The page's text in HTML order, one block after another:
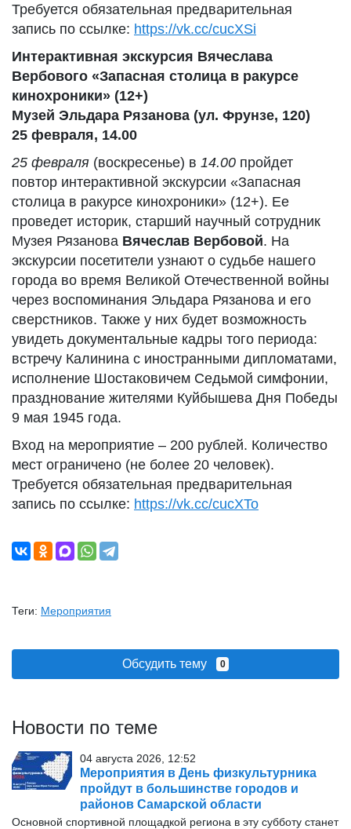
Требуется обязательная предварительная
запись по ссылке: https://vk.cc/cucXSi
Интерактивная экскурсия Вячеслава
Вербового «Запасная столица в ракурсе
кинохроники» (12+)
Музей Эльдара Рязанова (ул. Фрунзе, 120)
25 февраля, 14.00
25 февраля (воскресенье) в 14.00 пройдет
повтор интерактивной экскурсии «Запасная
столица в ракурсе кинохроники» (12+). Ее
проведет историк, старший научный сотрудник
Музея Рязанова Вячеслав Вербовой. На
экскурсии посетители узнают о судьбе нашего
города во время Великой Отечественной войны
через воспоминания Эльдара Рязанова и его
сверстников. Также у них будет возможность
увидеть документальные кадры того периода:
встречу Калинина с иностранными дипломатами,
исполнение Шостаковичем Седьмой симфонии,
празднование жителями Куйбышева Дня Победы
9 мая 1945 года.
Вход на мероприятие – 200 рублей. Количество
мест ограничено (не более 20 человек).
Требуется обязательная предварительная
запись по ссылке: https://vk.cc/cucXTo
Теги: Мероприятия
Обсудить тему 0
Новости по теме
04 августа 2026, 12:52
Мероприятия в День физкультурника
пройдут в большинстве городов и
районов Самарской области
Основной спортивной площадкой региона в эту субботу станет